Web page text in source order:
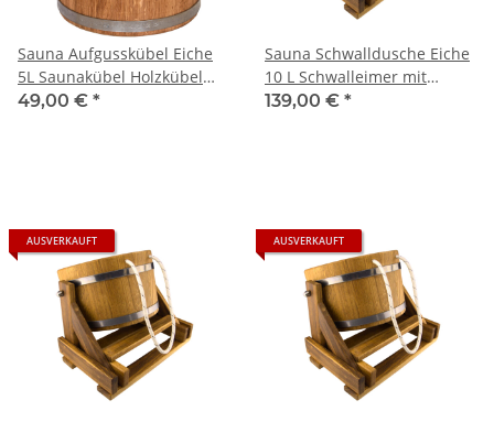
Sauna Aufgusskübel Eiche
5L Saunakübel Holzkübel
Eichenkübel Kübel
49,00 € *
Sauna Schwalldusche Eiche
10 L Schwalleimer mit
Schlauchanschluss
139,00 € *
AUSVERKAUFT AUSVERKAUFT